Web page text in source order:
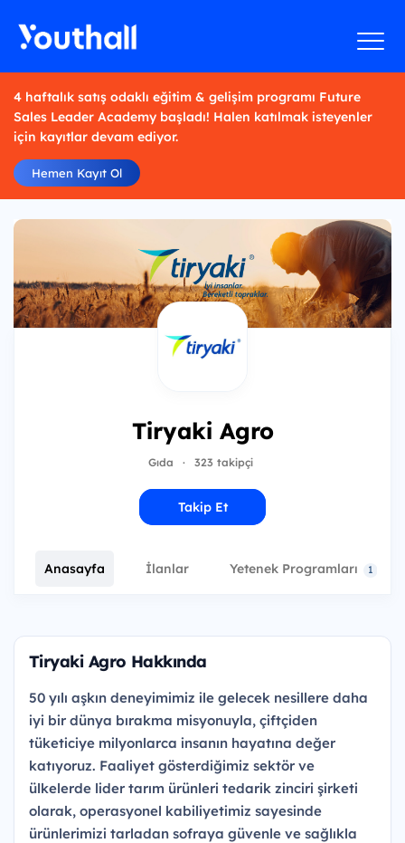
4 haftalık satış odaklı eğitim & gelişim programı Future
Sales Leader Academy başladı! Halen katılmak isteyenler
için kayıtlar devam ediyor.
Hemen Kayıt Ol
Tiryaki Agro
Gıda · 323 takipçi
Takip Et
Anasayfa İlanlar Yetenek Programları 1
Tiryaki Agro Hakkında
50 yılı aşkın deneyimimiz ile gelecek nesillere daha
iyi bir dünya bırakma misyonuyla, çiftçiden
tüketiciye milyonlarca insanın hayatına değer
katıyoruz. Faaliyet gösterdiğimiz sektör ve
ülkelerde lider tarım ürünleri tedarik zinciri şirketi
olarak, operasyonel kabiliyetimiz sayesinde
ürünlerimizi tarladan sofraya güvenle ve sağlıkla